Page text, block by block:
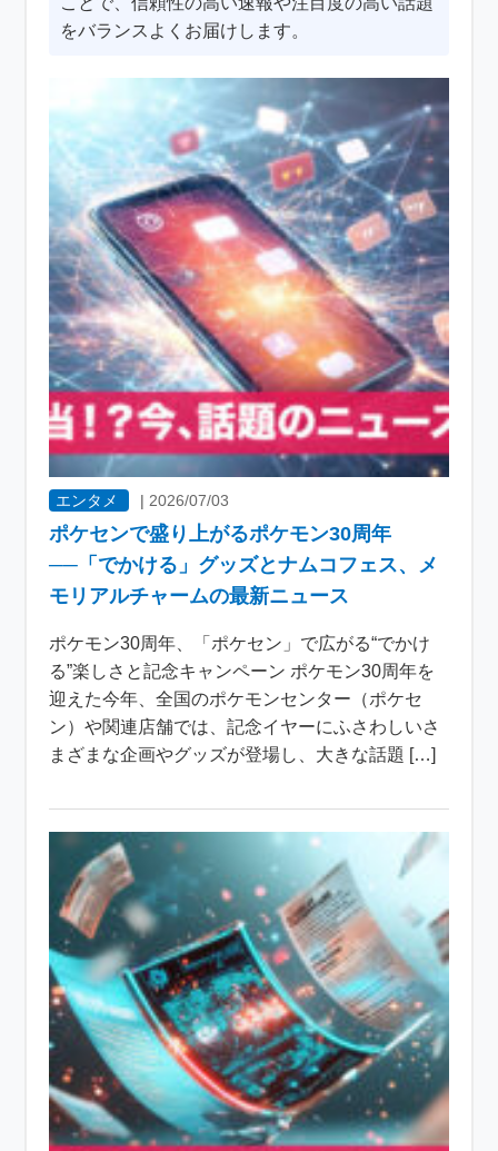
をバランスよくお届けします。
エンタメ | 2026/07/03
ポケセンで盛り上がるポケモン30周年
──「でかける」グッズとナムコフェス、メ
モリアルチャームの最新ニュース
ポケモン30周年、「ポケセン」で広がる“でかけ
る”楽しさと記念キャンペーン ポケモン30周年を
迎えた今年、全国のポケモンセンター（ポケセ
ン）や関連店舗では、記念イヤーにふさわしいさ
まざまな企画やグッズが登場し、大きな話題 […]